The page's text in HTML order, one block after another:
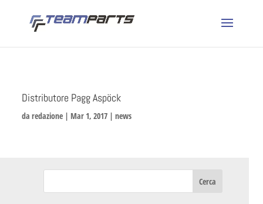
Distributore Pagg Aspöck
da redazione | Mar 1, 2017 | news